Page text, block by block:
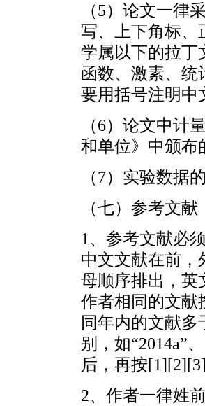
（5）论文一律
写、上下角标、
学属以下的拉丁
函数、激素、统
要用括号注明中
（6）论文中计
和单位》中颁布
（7）实验数据
（七）参考文献
1、参考文献必
中文文献在前，
母顺序排出，英
作者相同的文献
同年内的文献多
别，如“2014a”
后，再按
2、作者一律姓